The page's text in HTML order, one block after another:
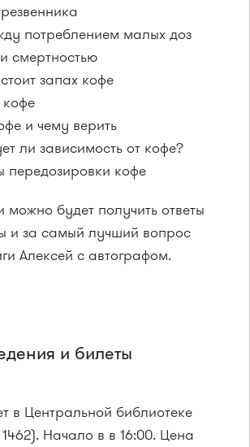
потреблением малых доз
смертностью
запах кофе
и чему верить
ли зависимость от кофе?
кофе
можно будет получить ответы
и за самый лучший вопрос
Алексей с автографом.
и билеты
в Центральной библиотеке
Начало в в 16:00. Цена